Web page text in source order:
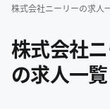
株式会社ニーリーの求人
株式会社
の求人一覧